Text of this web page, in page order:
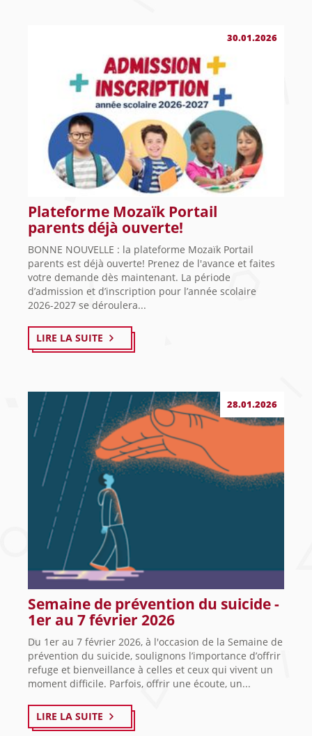
30.01.2026
Plateforme Mozaïk Portail
parents déjà ouverte!
BONNE NOUVELLE : la plateforme Mozaïk Portail
parents est déjà ouverte! Prenez de l'avance et faites
votre demande dès maintenant. La période
d’admission et d’inscription pour l’année scolaire
2026-2027 se déroulera...
LIRE LA SUITE
28.01.2026
Semaine de prévention du suicide -
1er au 7 février 2026
Du 1er au 7 février 2026, à l'occasion de la Semaine de
prévention du suicide, soulignons l’importance d’offrir
refuge et bienveillance à celles et ceux qui vivent un
moment difficile. Parfois, offrir une écoute, un...
LIRE LA SUITE